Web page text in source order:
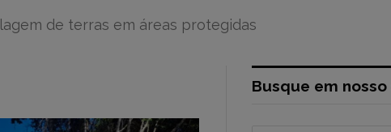
de terras em áreas protegidas
Busque em